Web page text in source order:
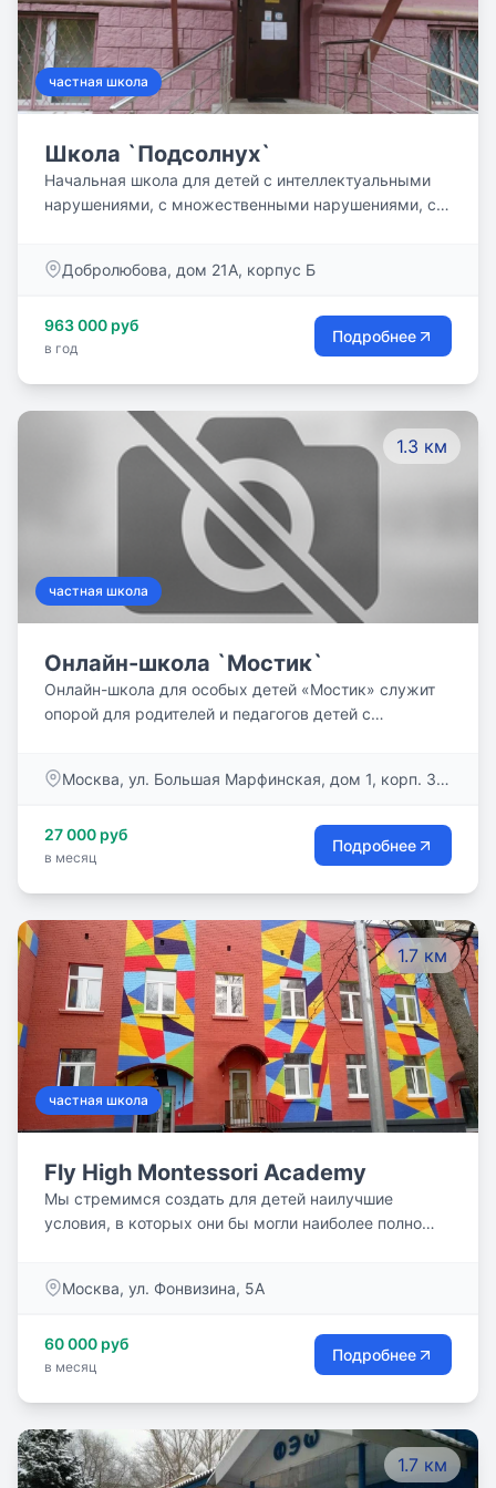
частная школа
Школа `Подсолнух`
Начальная школа для детей с интеллектуальными
нарушениями, с множественными нарушениями, с
нарушениями опорно-двигательного аппарата, с
стартовые возможности.
Добролюбова, дом 21А, корпус Б
963 000 руб
в год
Подробнее
1.3 км
частная школа
Онлайн-школа `Мостик`
Онлайн-школа для особых детей «Мостик» служит
опорой для родителей и педагогов детей с
Москва, ул. Большая Марфинская, дом 1, корп. 3,
27 000 руб
в месяц
Подробнее
1.7 км
частная школа
Fly High Montessori Academy
Мы стремимся создать для детей наилучшие
условия, в которых они бы могли наиболее полно
поэтому наша основная цель – предоставить детям
слушая, видя и пропуская через себя. Мы не хотим,
чтобы наши выпускники были `одними из`, мы
решения; сотрудничать и быть лидерами.
Москва, ул. Фонвизина, 5А
60 000 руб
в месяц
Подробнее
1.7 км